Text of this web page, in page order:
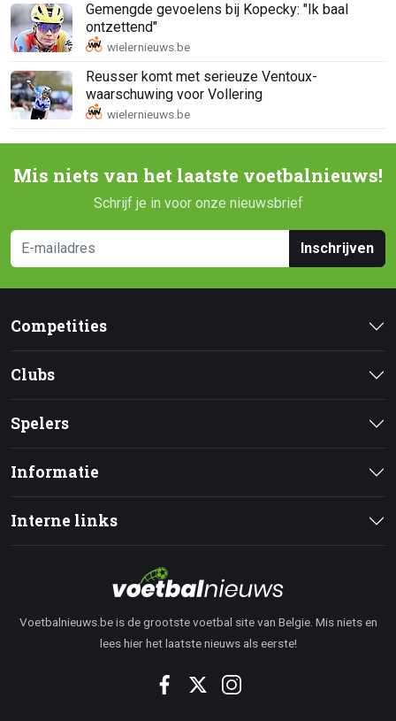
Gemengde gevoelens bij Kopecky: "Ik baal
ontzettend"
Reusser komt met serieuze Ventoux-
waarschuwing voor Vollering
Mis niets van het laatste voetbalnieuws!
Schrijf je in voor onze nieuwsbrief
Inschrijven
Competities
Clubs
Spelers
Informatie
Interne links
Voetbalnieuws.be is de grootste voetbal site van Belgie. Mis niets en
lees hier het laatste nieuws als eerste!